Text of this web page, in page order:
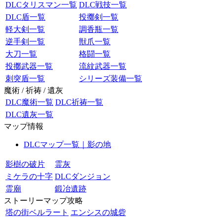
DLCタリスマン一覧 DLC戦技一覧
DLC盾一覧
投擲剣一覧
軽大剣一覧
調香瓶一覧
逆手剣一覧
獣爪一覧
大刀一覧
格闘一覧
投擲武器一覧
流紋武器一覧
刺突盾一覧
シリーズ装備一覧
魔術 / 祈祷 / 遺灰
DLC魔術一覧 DLC祈祷一覧
DLC遺灰一覧
マップ情報
DLCマップ一覧｜影の地
影樹の破片
霊灰
ミケラの十字 DLCダンジョン
霊廟
鍛冶遺跡
ストーリーマップ攻略
塔の街ベルラート エンシスの城砦